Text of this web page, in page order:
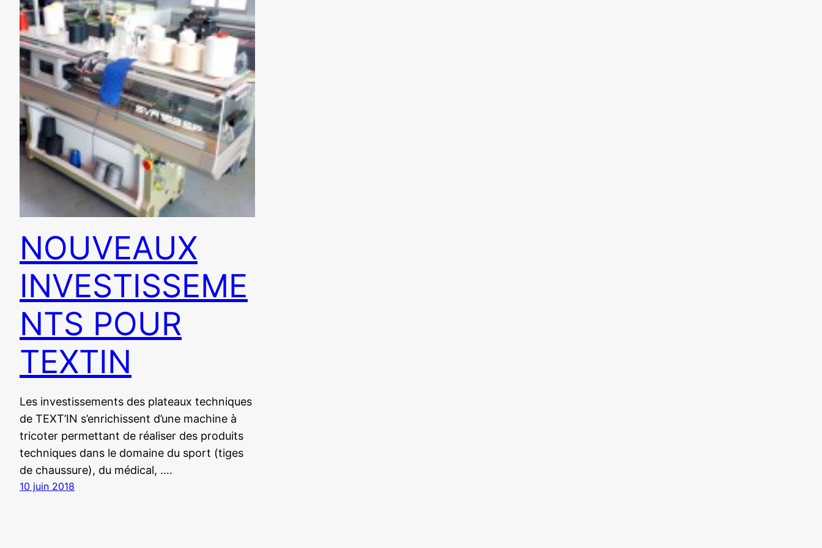
NOUVEAUX
INVESTISSEME
NTS POUR
TEXTIN
Les investissements des plateaux techniques
de TEXT’IN s’enrichissent d’une machine à
tricoter permettant de réaliser des produits
techniques dans le domaine du sport (tiges
de chaussure), du médical, ….
10 juin 2018